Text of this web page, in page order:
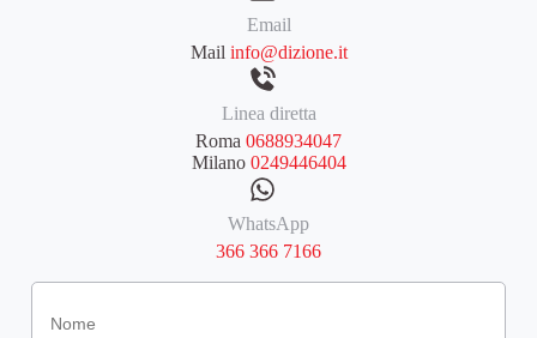
Email
Mail info@dizione.it
Linea diretta
Roma 0688934047
Milano 0249446404
WhatsApp
366 366 7166
Nome